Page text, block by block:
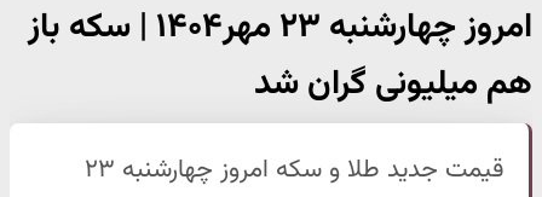
امروز چهارشنبه ۲۳ مهر۱۴۰۴ | سکه باز
هم میلیونی گران شد
قیمت جدید طلا و سکه امروز چهارشنبه ۲۳